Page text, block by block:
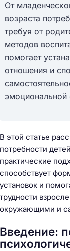
От
возраста
требуя от
методов
помогает
отношения и
эмоциональной
В этой статье
потребности
практические
способствует
установок и
трудности
окружающими и
Введение: